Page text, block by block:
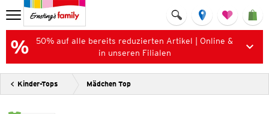
50% auf alle bereits reduzierten Artikel | Online &
in unseren Filialen
Kinder-Tops Mädchen Top